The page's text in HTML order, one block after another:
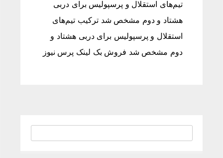
تیم‌های استقلال و پرسپولیس برای دربی
هشتاد و دوم مشخص شد ترکیب تیم‌های
استقلال و پرسپولیس برای دربی هشتاد و
دوم مشخص شد فروش بک لینک پرس نیوز